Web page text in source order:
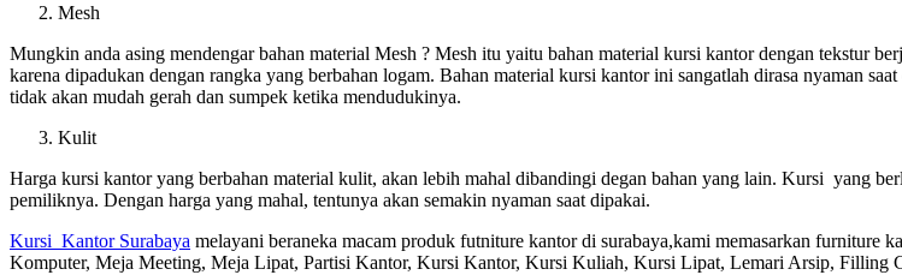
Mesh
Mungkin anda asing mendengar bahan material Mesh ? Mesh itu yaitu bahan material kursi kantor dengan tekstur
karena dipadukan dengan rangka yang berbahan logam. Bahan material kursi kantor ini sangatlah dirasa nyaman
tidak akan mudah gerah dan sumpek ketika mendudukinya.
Kulit
Harga kursi kantor yang berbahan material kulit, akan lebih mahal dibandingi degan bahan yang lain. Kursi yang
pemiliknya. Dengan harga yang mahal, tentunya akan semakin nyaman saat dipakai.
Kursi Kantor Surabaya melayani beraneka macam produk futniture kantor di surabaya,kami memasarkan furniture
Komputer, Meja Meeting, Meja Lipat, Partisi Kantor, Kursi Kantor, Kursi Kuliah, Kursi Lipat, Lemari Arsip, Filling